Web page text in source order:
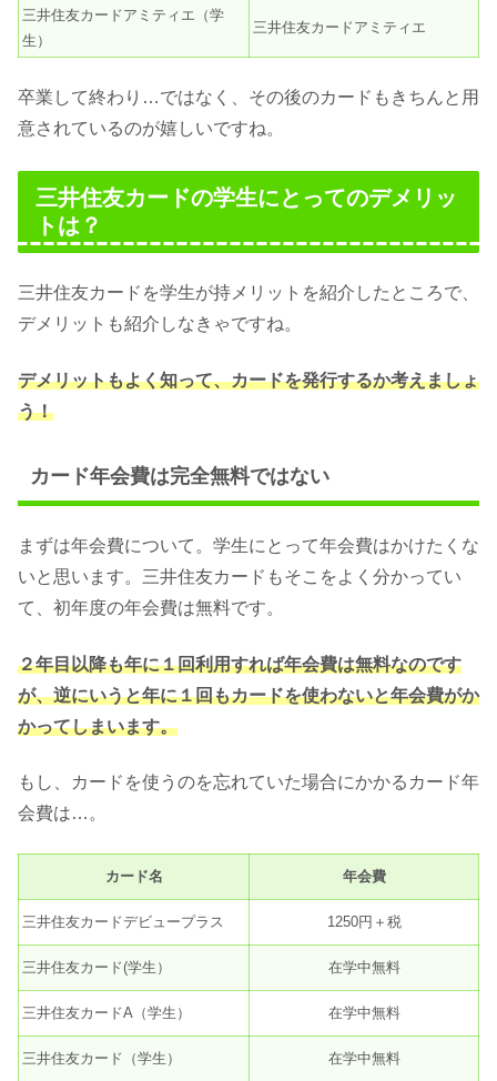
三井住友カードアミティエ（学
生）
三井住友カードアミティエ
卒業して終わり…ではなく、その後のカードもきちんと用
意されているのが嬉しいですね。
三井住友カードの学生にとってのデメリッ
トは？
三井住友カードを学生が持メリットを紹介したところで、
デメリットも紹介しなきゃですね。
デメリットもよく知って、カードを発行するか考えましょ
う！
カード年会費は完全無料ではない
まずは年会費について。学生にとって年会費はかけたくな
いと思います。三井住友カードもそこをよく分かってい
て、初年度の年会費は無料です。
２年目以降も年に１回利用すれば年会費は無料なのです
が、逆にいうと年に１回もカードを使わないと年会費がか
かってしまいます。
もし、カードを使うのを忘れていた場合にかかるカード年
会費は…。
カード名 年会費
三井住友カードデビュープラス 1250円＋税
三井住友カード(学生） 在学中無料
三井住友カードA（学生） 在学中無料
三井住友カード（学生） 在学中無料